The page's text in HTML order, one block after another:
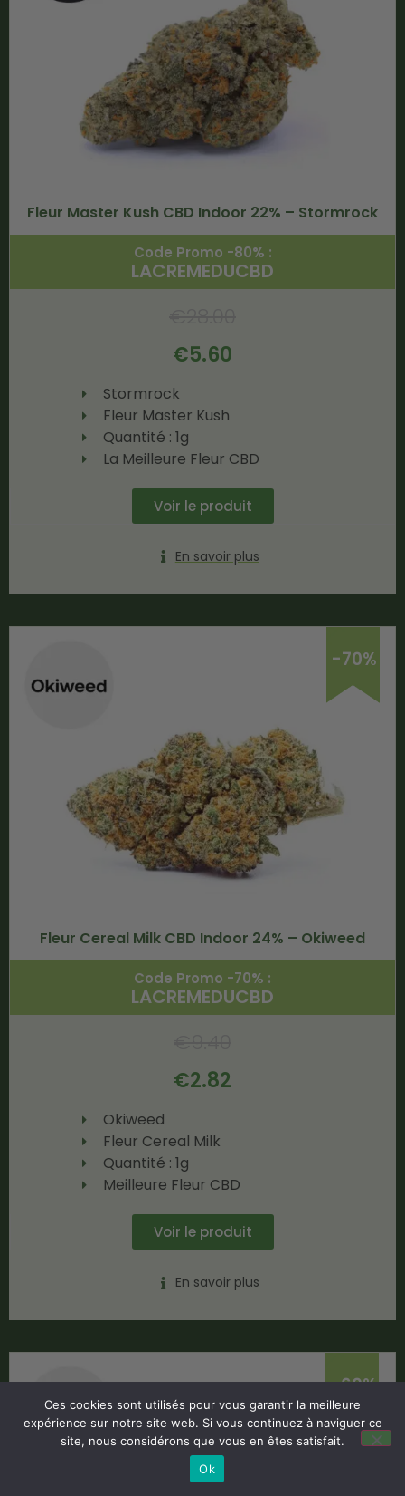
Fleur Master Kush CBD Indoor 22% – Stormrock
Code Promo -80% :
LACREMEDUCBD
€5.60
Stormrock
Fleur Master Kush
Quantité : 1g
La Meilleure Fleur CBD
Voir le produit
En savoir plus
-70%
Fleur Cereal Milk CBD Indoor 24% – Okiweed
Code Promo -70% :
LACREMEDUCBD
€2.82
Okiweed
Fleur Cereal Milk
Quantité : 1g
Meilleure Fleur CBD
Voir le produit
En savoir plus
-60%
Ces cookies sont utilisés pour vous garantir la meilleure
expérience sur notre site web. Si vous continuez à naviguer ce
site, nous considérons que vous en êtes satisfait.
Ok